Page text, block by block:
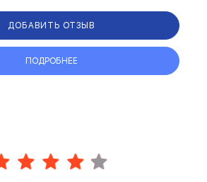
ДОБАВИТЬ ОТЗЫВ
ПОДРОБНЕЕ